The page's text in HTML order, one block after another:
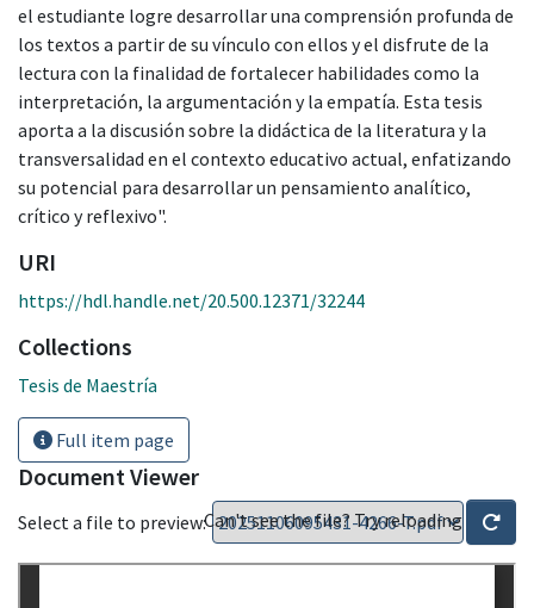
el estudiante logre desarrollar una comprensión profunda de
los textos a partir de su vínculo con ellos y el disfrute de la
lectura con la finalidad de fortalecer habilidades como la
interpretación, la argumentación y la empatía. Esta tesis
aporta a la discusión sobre la didáctica de la literatura y la
transversalidad en el contexto educativo actual, enfatizando
su potencial para desarrollar un pensamiento analítico,
crítico y reflexivo".
URI
https://hdl.handle.net/20.500.12371/32244
Collections
Tesis de Maestría
Full item page
Document Viewer
Select a file to preview:Can't see the file? Try reloading